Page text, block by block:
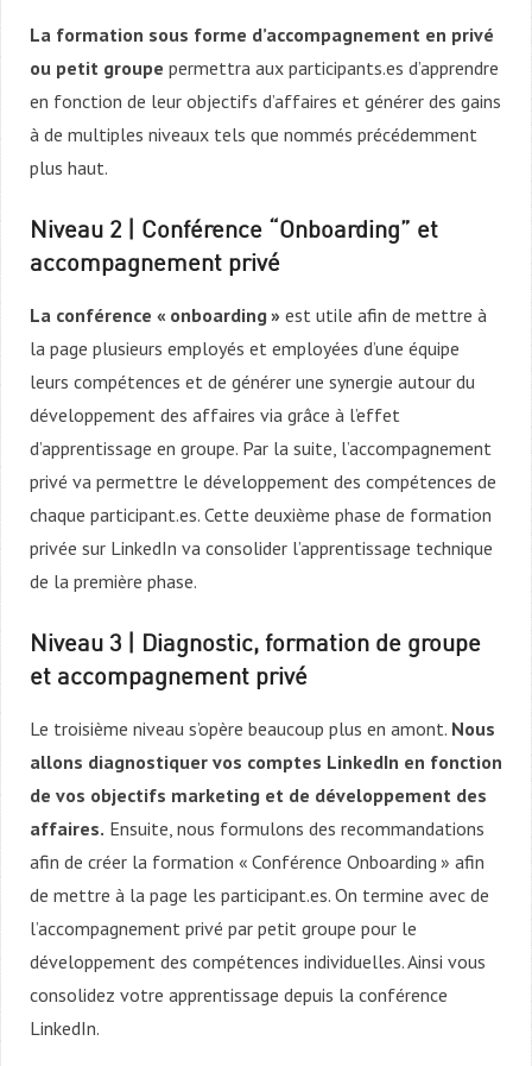
La formation sous forme d’accompagnement en privé
ou petit groupe permettra aux participants.es d’apprendre
en fonction de leur objectifs d’affaires et générer des gains
à de multiples niveaux tels que nommés précédemment
plus haut.
Niveau 2 | Conférence “Onboarding” et
accompagnement privé
La conférence « onboarding » est utile afin de mettre à
la page plusieurs employés et employées d’une équipe
leurs compétences et de générer une synergie autour du
développement des affaires via grâce à l’effet
d’apprentissage en groupe. Par la suite, l’accompagnement
privé va permettre le développement des compétences de
chaque participant.es. Cette deuxième phase de formation
privée sur LinkedIn va consolider l’apprentissage technique
de la première phase.
Niveau 3 | Diagnostic, formation de groupe
et accompagnement privé
Le troisième niveau s’opère beaucoup plus en amont. Nous
allons diagnostiquer vos comptes LinkedIn en fonction
de vos objectifs marketing et de développement des
affaires. Ensuite, nous formulons des recommandations
afin de créer la formation « Conférence Onboarding » afin
de mettre à la page les participant.es. On termine avec de
l’accompagnement privé par petit groupe pour le
développement des compétences individuelles. Ainsi vous
consolidez votre apprentissage depuis la conférence
LinkedIn.